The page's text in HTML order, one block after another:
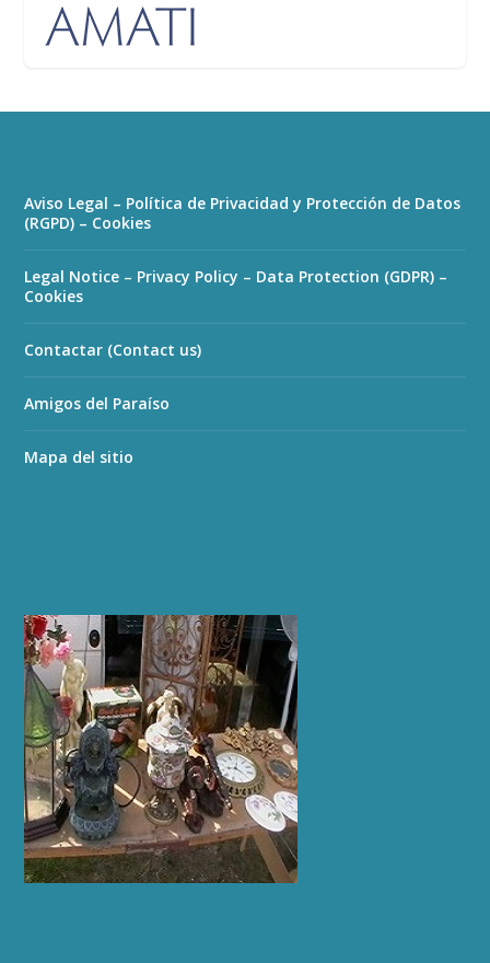
Aviso Legal – Política de Privacidad y Protección de Datos
(RGPD) – Cookies
Legal Notice – Privacy Policy – Data Protection (GDPR) –
Cookies
Contactar (Contact us)
Amigos del Paraíso
Mapa del sitio